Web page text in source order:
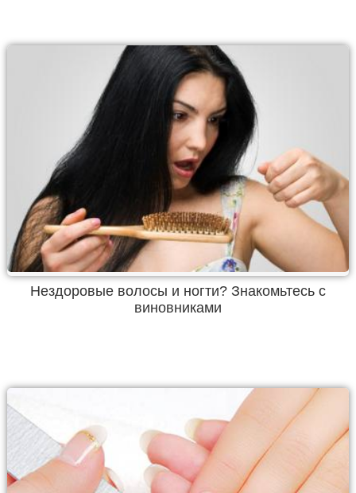
Нездоровые волосы и ногти? Знакомьтесь с
виновниками